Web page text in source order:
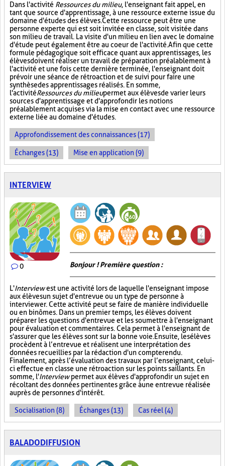
Dans l'activité Ressources du milieu, l'enseignant fait appel, en
tant que source d'apprentissage, à une ressource externe issue du
domaine d'études des élèves. Cette ressource peut être une
personne experte qui est soit invitée en classe, soit visitée dans
son milieu de travail. La visite d'un milieu en lien avec le domaine
d'étude peut également être au coeur de l'activité. Afin que cette
formule pédagogique soit efficace quant aux apprentissages, les
élèves doivent réaliser un travail de préparation préalablement à
l'activité et une fois cette dernière terminée, l'enseignant doit
prévoir une séance de rétroaction et de suivi pour faire une
synthèse des apprentissages réalisés. En somme,
l'activitéRessources du milieupermet aux élèves de varier leurs
sources d'apprentissage et d'approfondir les notions
préalablement acquises via la mise en contact avec une ressource
externe liée au domaine d'études.
Approfondissement des connaissances (17)
Échanges (13) Mise en application (9)
INTERVIEW
0 Bonjour ! Première question :
L'Interviewest une activité lors de laquelle l'enseignant impose
aux élèves un sujet d'entrevue ou un type de personne à
interviewer. Cette activité peut se faire de manière individuelle
ou en binômes. Dans un premier temps, les élèves doivent
préparer les questions d'entrevue et les soumettre à l'enseignant
pour évaluation et commentaires. Cela permet à l'enseignant de
s'assurer que les élèves sont sur la bonne voie. Ensuite, les élèves
procèdent à l’entrevue et réalisent une interprétation des
données recueillies par la rédaction d'un compte rendu.
Finalement, après l’évaluation des travaux par l’enseignant, celui-
ci effectue en classe une rétroaction sur les points saillants. En
somme, l'Interviewpermet aux élèves d'approfondir un sujet en
récoltant des données pertinentes grâce à une entrevue réalisée
auprès de personnes d'intérêt.
Socialisation (8) Échanges (13) Cas réel (4)
BALADODIFFUSION